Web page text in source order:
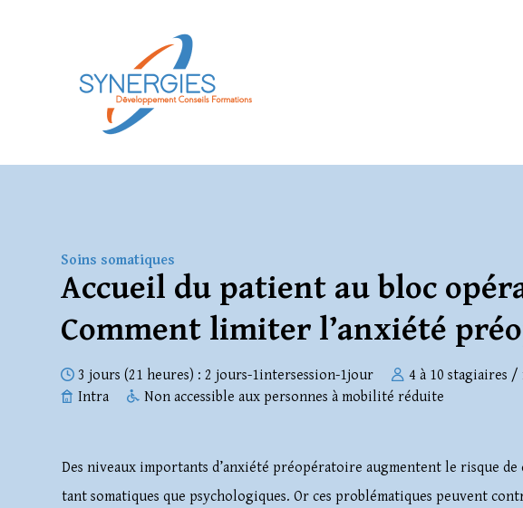
Soins somatiques
Accueil du patient au bloc
Comment limiter l’anxiété
3 jours (21 heures) : 2 jours-1intersession-1jour 4 à 10 stagiaires
Intra
Non accessible aux personnes à mobilité réduite
Des niveaux importants d’anxiété préopératoire augmentent le risque
tant somatiques que psychologiques. Or ces problématiques peuvent